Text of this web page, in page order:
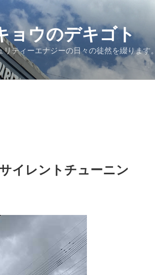
ョウのデキゴト
ティーエナジーの日々の徒然を綴ります。
イレントチューニン